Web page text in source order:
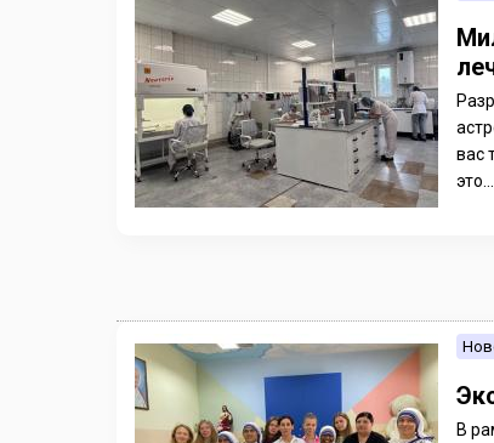
вас
это...
В